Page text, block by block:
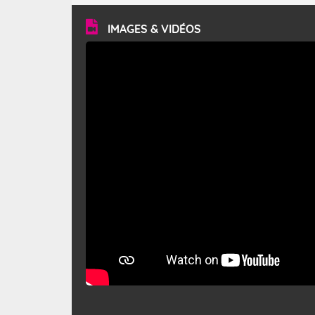
vitesse moyenne de 50 km/h et atteindre 80 à 100 km/h
en rafales, parfois davantage. Il parcourt la basse vallée
du Rhône et la Provence et envahit le littoral
méditerranéen à partir de la Camargue.
IMAGES & VIDÉOS